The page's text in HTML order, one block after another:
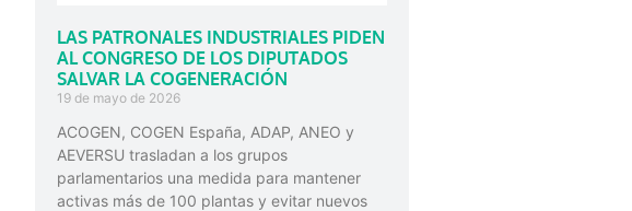
LAS PATRONALES INDUSTRIALES PIDEN
AL CONGRESO DE LOS DIPUTADOS
SALVAR LA COGENERACIÓN
19 de mayo de 2026
ACOGEN, COGEN España, ADAP, ANEO y
AEVERSU trasladan a los grupos
parlamentarios una medida para mantener
activas más de 100 plantas y evitar nuevos